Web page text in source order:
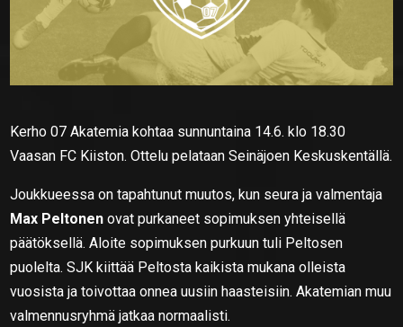
Kerho 07 Akatemia kohtaa sunnuntaina 14.6. klo 18.30
Vaasan FC Kiiston. Ottelu pelataan Seinäjoen Keskuskentällä.
Joukkueessa on tapahtunut muutos, kun seura ja valmentaja
Max Peltonen ovat purkaneet sopimuksen yhteisellä
päätöksellä. Aloite sopimuksen purkuun tuli Peltosen
puolelta. SJK kiittää Peltosta kaikista mukana olleista
vuosista ja toivottaa onnea uusiin haasteisiin. Akatemian muu
valmennusryhmä jatkaa normaalisti.